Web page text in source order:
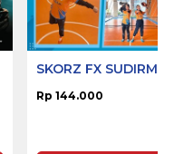
SKORZ FX
Rp 144.000